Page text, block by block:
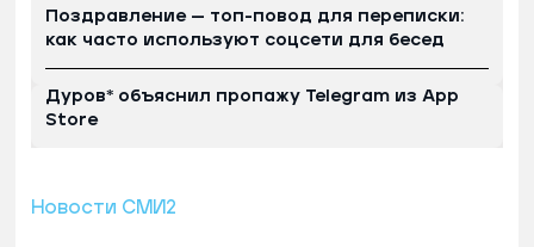
Поздравление — топ-повод для переписки:
как часто используют соцсети для бесед
Дуров* объяснил пропажу Telegram из App
Store
Новости СМИ2